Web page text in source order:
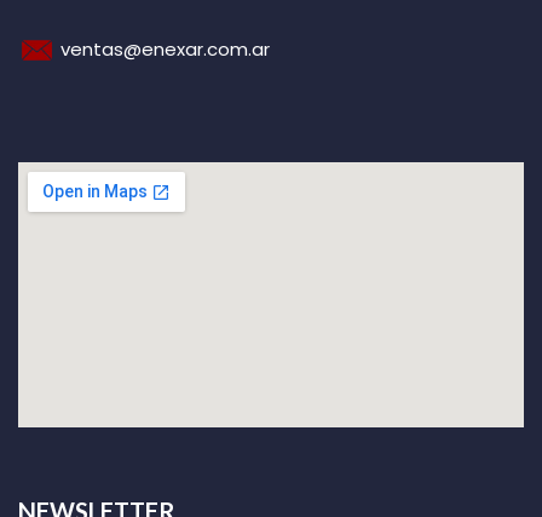
ventas@enexar.com.ar
NEWSLETTER